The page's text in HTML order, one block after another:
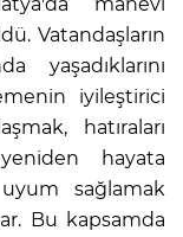
Vatandaşların
yaşadıklarını
iyileştirici
hatıraları
hayata
sağlamak
Bu kapsamda